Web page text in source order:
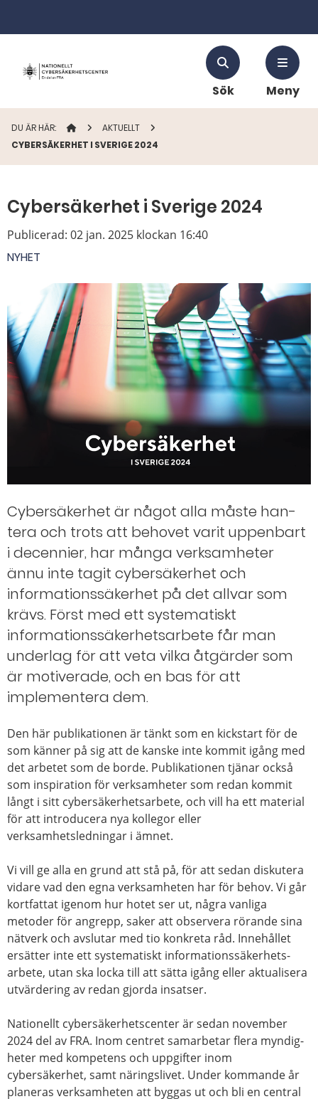
Sök Meny
DU ÄR HÄR: STARTSIDANAKTUELLT
CYBERSÄKERHET I SVERIGE 2024
Cybersäkerhet i Sverige 2024
Publicerad: 02 jan. 2025 klockan 16:40
NYHET
Cybersäkerhet är något alla måste han­
tera och trots att behovet varit uppenbart
i decennier, har många verksamheter
ännu inte tagit cybersäkerhet och
informationssäkerhet på det allvar som
krävs. Först med ett systematiskt
informationssäkerhetsarbete får man
under­lag för att veta vilka åtgärder som
är motiverade, och en bas för att
implementera dem.
Den här publikationen är tänkt som en kickstart för de
som känner på sig att de kanske inte kommit igång med
det arbetet som de borde. Publikationen tjänar också
som inspiration för verksam­heter som redan kommit
långt i sitt cybersäkerhetsarbete, och vill ha ett material
för att introducera nya kollegor eller
verksamhetsledningar i ämnet.
Vi vill ge alla en grund att stå på, för att sedan diskutera
vidare vad den egna verksamheten har för behov. Vi går
kortfattat igenom hur hotet ser ut, några vanliga
metoder för angrepp, saker att observera rörande sina
nätverk och avslutar med tio konkreta råd. Innehållet
ersätter inte ett systematiskt informationssäkerhets­
arbete, utan ska locka till att sätta igång eller aktualisera
utvärdering av redan gjorda insatser.
Nationellt cybersäkerhetscenterärsedan november
2024 del av FRA. Inom centret samarbetar flera myndig­
heter med kompetens och uppgifter inom
cybersäkerhet, samt näringslivet. Under kommande år
planeras verksam­heten att byggas ut och bli en central